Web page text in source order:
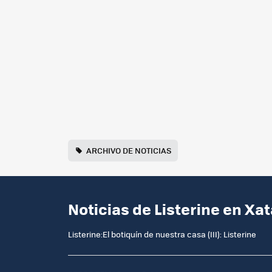
ARCHIVO DE NOTICIAS
Noticias de Listerine en
Listerine:El botiquín de nuestra casa (III): Listerine